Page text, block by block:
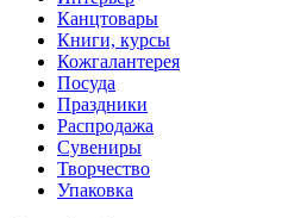
Канцтовары
Книги, курсы
Кожгалантерея
Посуда
Праздники
Распродажа
Сувениры
Творчество
Упаковка